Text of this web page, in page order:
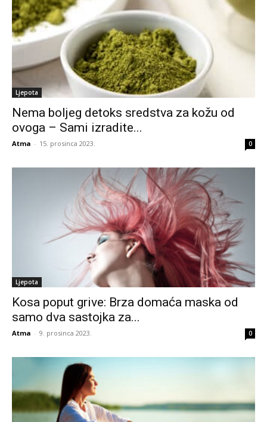
Ljepota
Nema boljeg detoks sredstva za kožu od
ovoga – Sami izradite...
Atma - 15. prosinca 2023. 0
Ljepota
Kosa poput grive: Brza domaća maska ​​od
samo dva sastojka za...
Atma - 9. prosinca 2023. 0